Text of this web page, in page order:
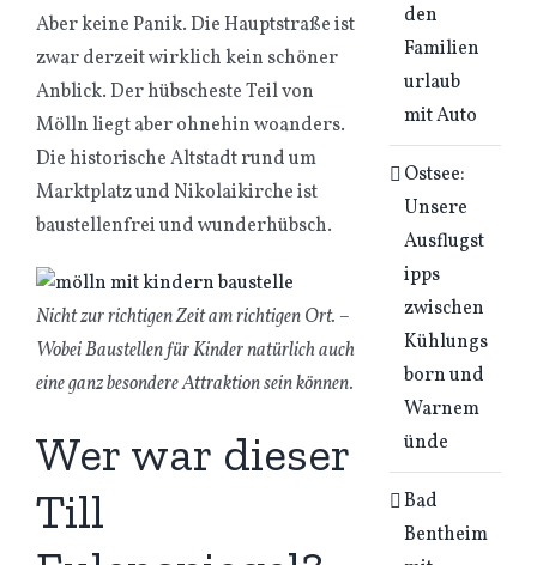
Aber keine Panik. Die Hauptstraße ist
zwar derzeit wirklich kein schöner
Anblick. Der hübscheste Teil von
Mölln liegt aber ohnehin woanders.
Die historische Altstadt rund um
Marktplatz und Nikolaikirche ist
baustellenfrei und wunderhübsch.
Nicht zur richtigen Zeit am richtigen Ort. –
Wobei Baustellen für Kinder natürlich auch
eine ganz besondere Attraktion sein können.
Wer war dieser
Till
den
Familien
urlaub
mit Auto
Ostsee:
Unsere
Ausflugst
ipps
zwischen
Kühlungs
born und
Warnem
ünde
Bad
Bentheim